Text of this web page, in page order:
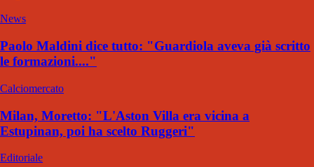
News
Paolo Maldini dice tutto: "Guardiola aveva già scritto
le formazioni...."
Calciomercato
Milan, Moretto: "L'Aston Villa era vicina a
Estupinan, poi ha scelto Ruggeri"
Editoriale